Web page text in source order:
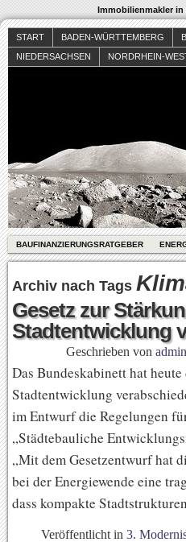
Immobilienmakler in
START BADEN-WÜRTTEMBERG
NIEDERSACHSEN
NORDRHEIN-
BAUFINANZIERUNGSRATGEBER
Archiv nach Tags
Gesetz zur
Stadtentwicklung
Geschrieben von admin
Das Bundeskabinett hat
Stadtentwicklung
im Entwurf die Regelungen
„Städtebauliche
„Mit dem Gesetzentwurf hat
bei der Energiewende eine
dass kompakte
Veröffentlicht in 3.